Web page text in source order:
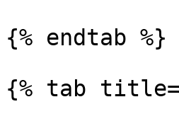
{% endtab %}
{% tab